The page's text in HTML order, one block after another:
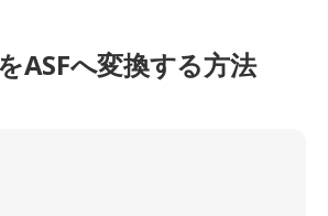
ASFへ変換する方法